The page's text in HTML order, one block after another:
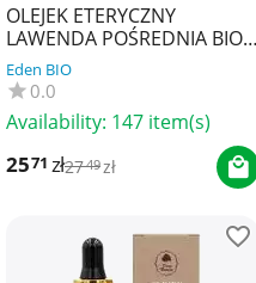
OLEJEK ETERYCZNY
LAWENDA POŚREDNIA BIO
10 ml - PHYSALIS
Eden BIO
0.0
Availability: 147 item(s)
2571 zł2749zł